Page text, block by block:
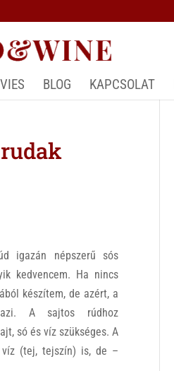
BLOG KAPCSOLAT
igazán népszerű sós
kedvencem. Ha nincs
készítem, de azért, a
A sajtos rúdhoz
só és víz szükséges. A
(tej, tejszín) is, de –